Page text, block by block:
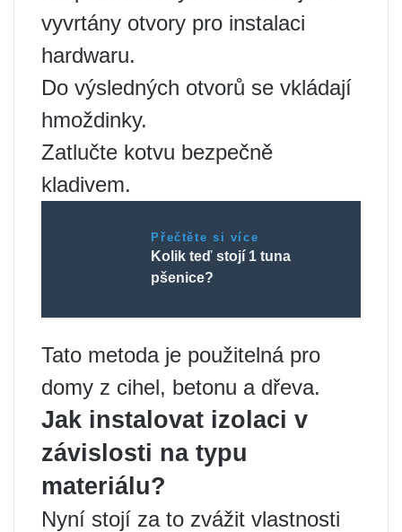
vyvrtány otvory pro instalaci
hardwaru.
Do výsledných otvorů se vkládají
hmoždinky.
Zatlučte kotvu bezpečně
kladivem.
Přečtěte si více
Kolik teď stojí 1 tuna
pšenice?
Tato metoda je použitelná pro
domy z cihel, betonu a dřeva.
Jak instalovat izolaci v
závislosti na typu
materiálu?
Nyní stojí za to zvážit vlastnosti